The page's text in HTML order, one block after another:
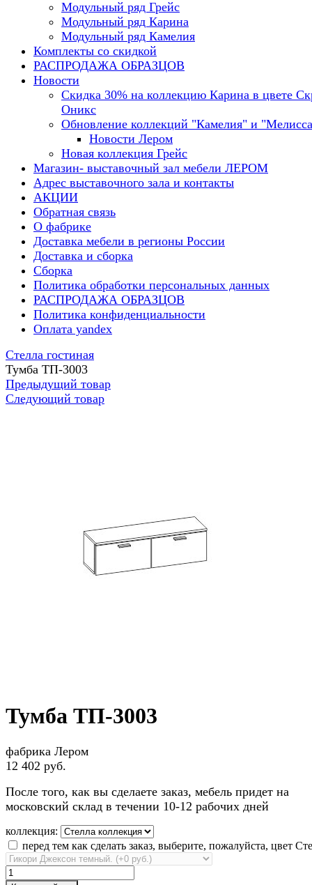
Модульный ряд Грейс
Модульный ряд Карина
Модульный ряд Камелия
Комплекты со скидкой
РАСПРОДАЖА ОБРАЗЦОВ
Новости
Скидка 30% на коллекцию Карина в цвете
Оникс
Обновление коллекций "Камелия" и
Новости Лером
Новая коллекция Грейс
Магазин- выставочный зал мебели ЛЕРОМ
Адрес выставочного зала и контакты
АКЦИИ
Обратная связь
О фабрике
Доставка мебели в регионы России
Доставка и сборка
Сборка
Политика обработки персональных данных
РАСПРОДАЖА ОБРАЗЦОВ
Политика конфиденциальности
Оплата yandex
Стелла гостиная
Тумба ТП-3003
Предыдущий товар
Следующий товар
Тумба ТП-3003
фабрика Лером
12 402 руб.
После того, как вы сделаете заказ, мебель придет на
московский склад в течении 10-12 рабочих дней
коллекция:
перед тем как сделать заказ, выберите, пожалуйста, цвет